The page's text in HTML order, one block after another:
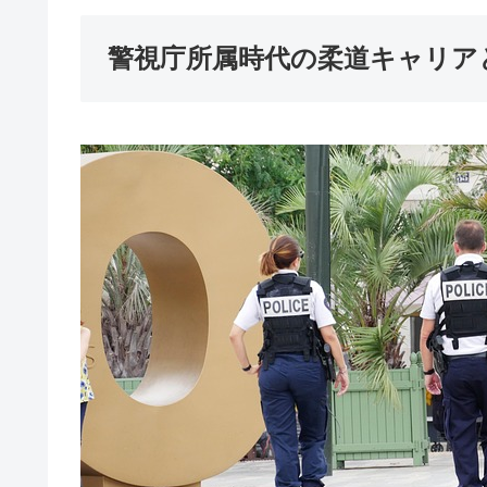
警視庁所属時代の柔道キャリア